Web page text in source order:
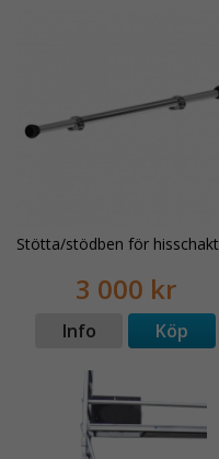
Stötta/stödben för hisschakt
3 000 kr
Info Köp